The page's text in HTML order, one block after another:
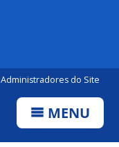
Administradores do Site
MENU